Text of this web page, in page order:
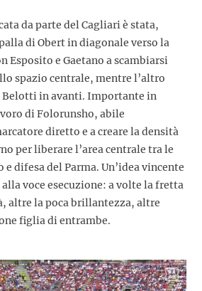
da parte del Cagliari è stata,
di Obert in diagonale verso la
Esposito e Gaetano a scambiarsi
spazio centrale, mentre l’altro
Belotti in avanti. Importante in
di Folorunsho, abile
diretto e a creare la densità
per liberare l’area centrale tra le
difesa del Parma. Un’idea vincente
voce esecuzione: a volte la fretta
altre la poca brillantezza, altre
figlia di entrambe.